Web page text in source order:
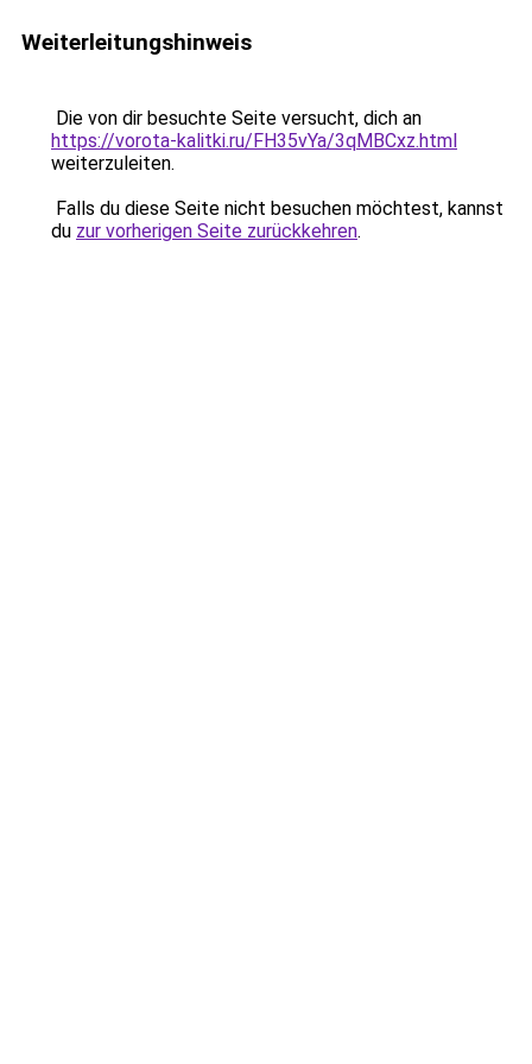
Weiterleitungshinweis
Die von dir besuchte Seite versucht, dich an
https://vorota-kalitki.ru/FH35vYa/3qMBCxz.html
weiterzuleiten.
Falls du diese Seite nicht besuchen möchtest, kannst
du zur vorherigen Seite zurückkehren.